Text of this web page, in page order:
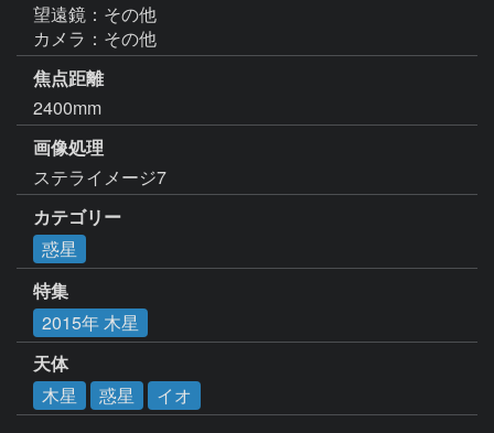
望遠鏡：その他
カメラ：その他
焦点距離
2400mm
画像処理
ステライメージ7
カテゴリー
惑星
特集
2015年 木星
天体
木星
惑星 イオ